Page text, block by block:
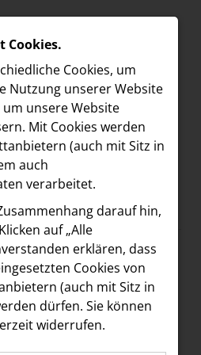
Westfield / Corporate & Finance
Most
era for
Cookies.
Cookies, um
Nutzung unserer Website
unsere Website
Mit Cookies werden
(auch mit Sitz in
auch
verarbeitet.
darauf hin,
auf „Alle
erklären, dass
Cookies von
(auch mit Sitz in
dürfen. Sie können
widerrufen.